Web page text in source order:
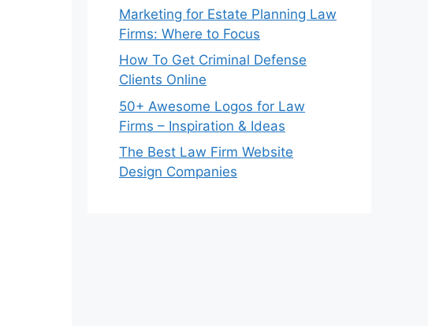
Marketing for Estate Planning Law
Firms: Where to Focus
How To Get Criminal Defense
Clients Online
50+ Awesome Logos for Law
Firms – Inspiration & Ideas
The Best Law Firm Website
Design Companies